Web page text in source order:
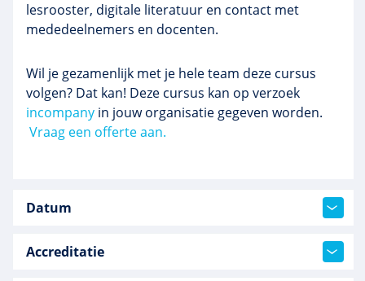
lesrooster, digitale literatuur en contact met
mededeelnemers en docenten.
Wil je gezamenlijk met je hele team deze cursus
volgen? Dat kan! Deze cursus kan op verzoek
incompany in jouw organisatie gegeven worden.
Vraag een offerte aan.
Datum
Accreditatie